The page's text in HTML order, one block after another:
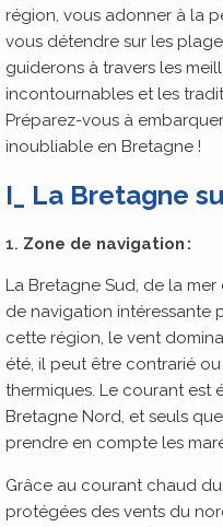
région, vous adonner à la
vous détendre sur les
guiderons à travers les
incontournables et les
Préparez-vous à
inoubliable en Bretagne !
I_ La Bretagne
1. Zone de navigation :
La Bretagne Sud, de la mer
de navigation intéressante
cette région, le vent
été, il peut être contrarié
thermiques. Le courant est
Bretagne Nord, et seuls
prendre en compte les
Grâce au courant chaud
protégées des vents du